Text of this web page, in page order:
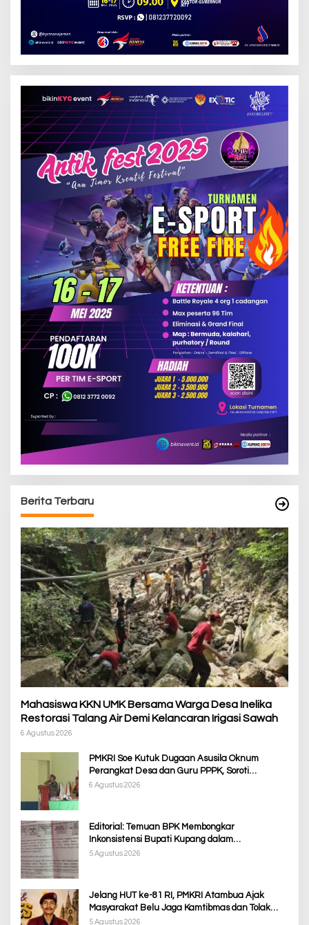
Berita Terbaru
Mahasiswa KKN UMK Bersama Warga Desa Inelika
Restorasi Talang Air Demi Kelancaran Irigasi Sawah
6 Agustus 2026
PMKRI Soe Kutuk Dugaan Asusila Oknum
Perangkat Desa dan Guru PPPK, Soroti
Ketimpangan Penanganan Pemkab TTS
6 Agustus 2026
Editorial: Temuan BPK Membongkar
Inkonsistensi Bupati Kupang dalam
Menjalankan Regulasi
5 Agustus 2026
Jelang HUT ke-81 RI, PMKRI Atambua Ajak
Masyarakat Belu Jaga Kamtibmas dan Tolak
Provokasi
5 Agustus 2026